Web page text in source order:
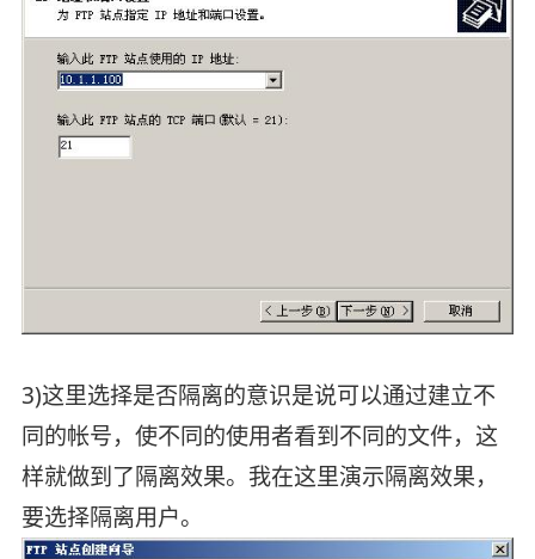
3)这里选择是否隔离的意识是说可以通过建立不
同的帐号，使不同的使用者看到不同的文件，这
样就做到了隔离效果。我在这里演示隔离效果，
要选择隔离用户。